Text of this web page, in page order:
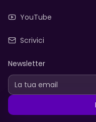
YouTube
Scrivici
Newsletter